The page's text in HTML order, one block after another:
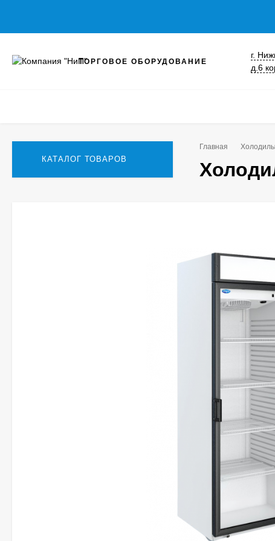
ТОРГОВОЕ ОБОРУДОВАНИЕ
г.
д.6
КАТАЛОГ ТОВАРОВ
Главная